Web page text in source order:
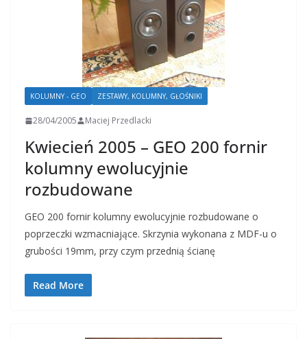
KOLUMNY - GEO ZESTAWY, KOLUMNY, GŁOŚNIKI
28/04/2005 Maciej Przedlacki
Kwiecień 2005 – GEO 200 fornir
kolumny ewolucyjnie
rozbudowane
GEO 200 fornir kolumny ewolucyjnie rozbudowane o
poprzeczki wzmacniające. Skrzynia wykonana z MDF-u o
grubości 19mm, przy czym przednią ścianę
Read More